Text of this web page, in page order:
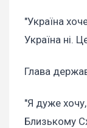
"Україна
Україна ні.
Глава
"Я дуже
Близькому